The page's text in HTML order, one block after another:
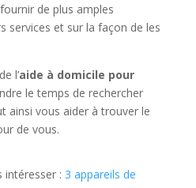
de plus amples
services et sur la façon de les
l’aide à domicile pour
le temps de rechercher
ainsi vous aider à trouver le
de vous.
intéresser : 3 appareils de